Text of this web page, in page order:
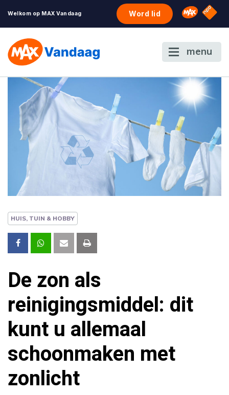
Welkom op MAX Vandaag Word lid Omroep
NPO
menu
HUIS, TUIN & HOBBY
De zon als
reinigingsmiddel: dit
kunt u allemaal
schoonmaken met
zonlicht